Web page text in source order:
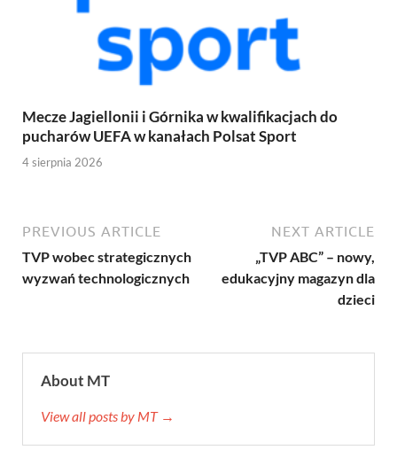
Mecze Jagiellonii i Górnika w kwalifikacjach do
pucharów UEFA w kanałach Polsat Sport
4 sierpnia 2026
PREVIOUS ARTICLE
TVP wobec strategicznych
wyzwań technologicznych
NEXT ARTICLE
„TVP ABC” – nowy,
edukacyjny magazyn dla
dzieci
About MT
View all posts by MT →